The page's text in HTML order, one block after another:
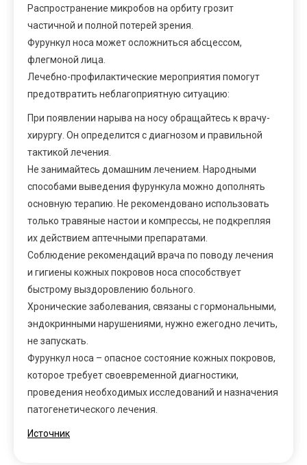
Распространение микробов на орбиту грозит
частичной и полной потерей зрения.
Фурункул носа может осложниться абсцессом,
флегмоной лица.
Лечебно-профилактические мероприятия помогут
предотвратить неблагоприятную ситуацию:
При появлении нарыва на носу обращайтесь к врачу-
хирургу. Он определится с диагнозом и правильной
тактикой лечения.
Не занимайтесь домашним лечением. Народными
способами выведения фурункула можно дополнять
основную терапию. Не рекомендовано использовать
только травяные настои и компрессы, не подкрепляя
их действием аптечными препаратами.
Соблюдение рекомендаций врача по поводу лечения
и гигиены кожных покровов носа способствует
быстрому выздоровлению больного.
Хронические заболевания, связаны с гормональными,
эндокринными нарушениями, нужно ежегодно лечить,
не запускать.
Фурункул носа – опасное состояние кожных покровов,
которое требует своевременной диагностики,
проведения необходимых исследований и назначения
патогенетического лечения.
Источник